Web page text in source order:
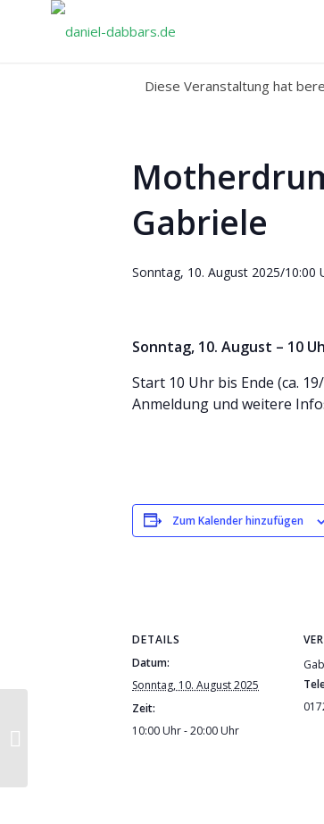
Diese Veranstaltung hat
Gabriele
Sonntag, 10. August 2025/10:00
Sonntag, 10. August – 10
Start 10 Uhr bis Ende (ca.
Anmeldung und weitere
Zum Kalender hinzufügen
DETAILS
Datum:
Sonntag, 10. August 2025
Zeit:
10:00 Uhr - 20:00 Uhr